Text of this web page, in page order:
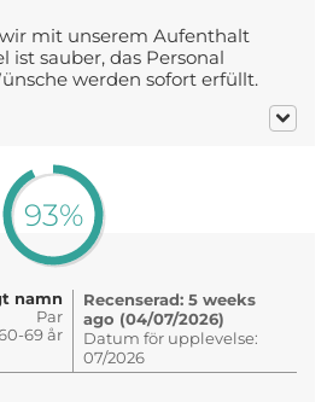
mit unserem Aufenthalt
ist sauber, das Personal
werden sofort erfüllt.
93%
namn
Par
69 år
Recenserad: 5 weeks
ago (04/07/2026)
Datum för upplevelse:
07/2026